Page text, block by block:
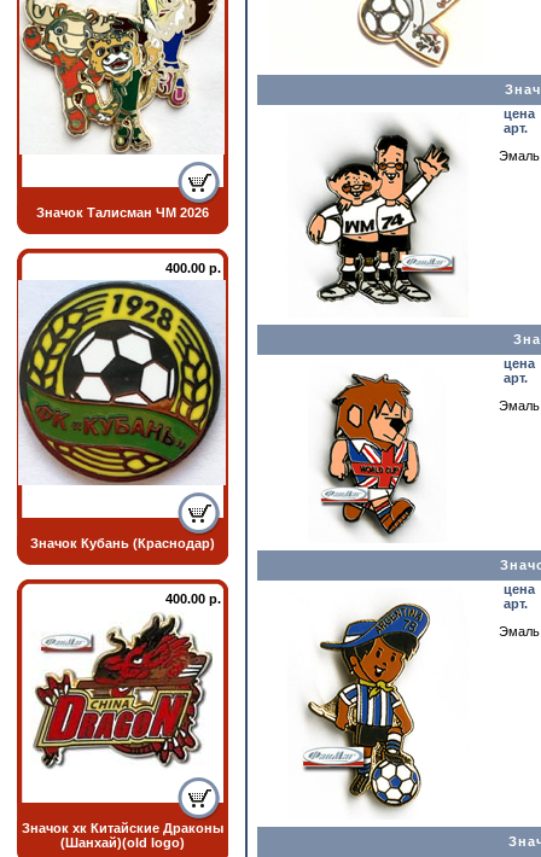
Значок Талисман ЧМ 2026
400.00 р.
Значок Кубань (Краснодар)
400.00 р.
Значок хк Китайские Драконы
(Шанхай)(old logo)
цена
арт.
цена
арт.
цена
арт.